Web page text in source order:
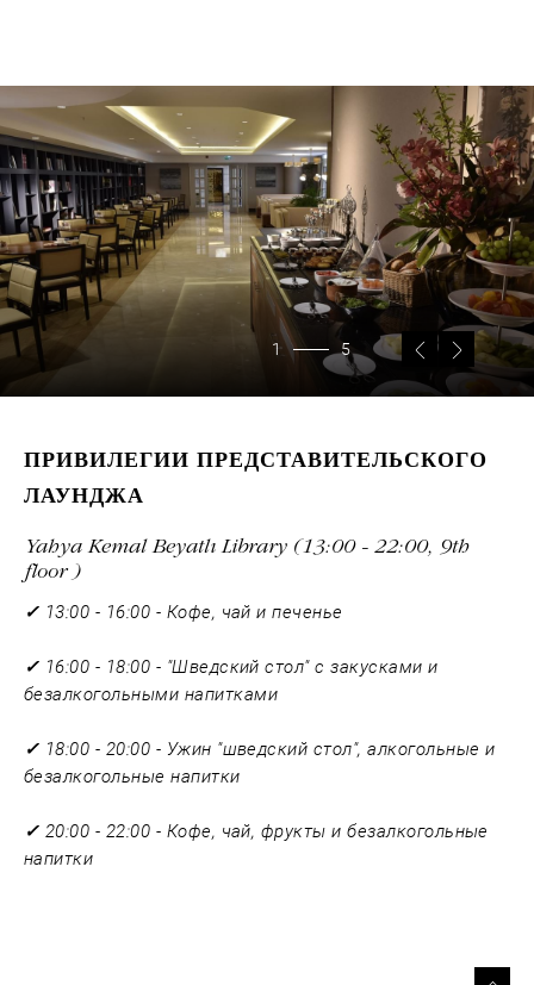
1 5
ПРИВИЛЕГИИ ПРЕДСТАВИТЕЛЬСКОГО
ЛАУНДЖА
Yahya Kemal Beyatlı Library (13:00 - 22:00, 9th
floor )
✓ 13:00 - 16:00 - Кофе, чай и печенье
✓ 16:00 - 18:00 - "Шведский стол" с закусками и
безалкогольными напитками
✓ 18:00 - 20:00 - Ужин "шведский стол", алкогольные и
безалкогольные напитки
✓ 20:00 - 22:00 - Кофе, чай, фрукты и безалкогольные
напитки